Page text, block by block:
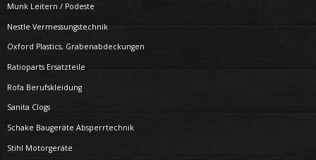
Munk Leitern / Podeste
Nestle Vermessungstechnik
Oxford Plastics, Grabenabdeckungen
Ratioparts Ersatzteile
Rofa Berufskleidung
Sanita Clogs
Schake Baugeräte Absperrtechnik
Stihl Motorgeräte